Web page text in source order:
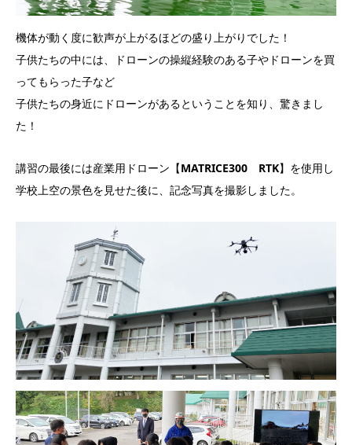
機体が動く度に歓声が上がるほどの盛り上がりでした！
子供たちの中には、ドローンの操縦経験のある子やドローンを買
ってもらった子など
子供たちの身近にドローンがあるということを知り、驚きまし
た！
講習の最後には産業用ドローン【MATRICE300 RTK】を使用し
学校上空の景色を見せた後に、記念写真を撮影しました。